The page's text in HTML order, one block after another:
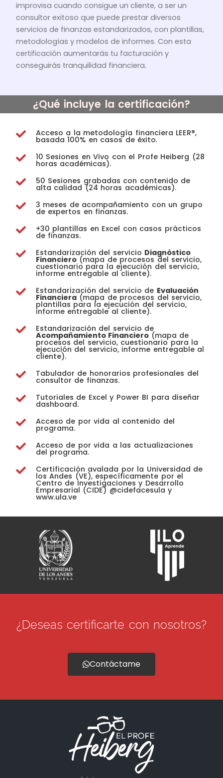
improvisa cuando consigue un cliente, a ser un
consultor exitoso que puede prestar diversos
servicios de finanzas estandarizados, con plantillas,
metodologías y modelos de informes. Con esta
certificación aumentarás tu facturación y
conseguirás tranquilidad financiera.
¿Qué incluye la certificación?
Acceso a la metodología financiera LEER®,
basada 100% en casos de éxito.
10 Sesiones en Vivo con el Profe Heiberg (28
horas académicas).
50 Sesiones grabadas con contenido de
alta calidad (24 horas académicas).
3 meses de acompañamiento con un grupo
de expertos en finanzas.
+30 plantillas en Excel con casos prácticos
de finanzas.
Estandarización del servicio Diagnóstico
Financiero (mapa de procesos del servicio,
cuestionario para la ejecución del servicio,
informe entregable al cliente).
Estandarización del servicio de Evaluación
Financiera (mapa de procesos del servicio,
plantillas para la ejecución del servicio,
informe entregable al cliente).
Estandarización del servicio de
Acompañamiento Financiero (mapa de
procesos del servicio, cuestionario para la
ejecución del servicio, informe entregable al
cliente).
Tabulador de honorarios profesionales del
consultor de finanzas.
Tutoriales de Excel y Power BI para diseñar
dashboard.
Acceso de por vida al contenido del
programa.
Acceso de por vida a las actualizaciones
del programa.
Certificación avalada por la Universidad de
los Andes (VE), específicamente por el
Centro de Investigaciones y Desarrollo
Empresarial (CIDE) @cidefacesula y
www.ula.ve
¿Deseas certificarte con nosotros?
Contáctame